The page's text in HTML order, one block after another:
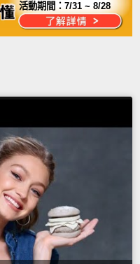
活動期間：7/31 ~ 8/28